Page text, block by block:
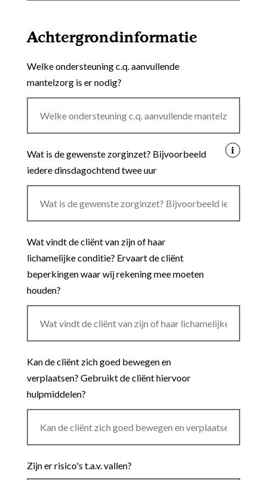
Achtergrondinformatie
Welke ondersteuning c.q. aanvullende
mantelzorg is er nodig?
Wat is de gewenste zorginzet? Bijvoorbeeld
iedere dinsdagochtend twee uur
Wat vindt de cliënt van zijn of haar
lichamelijke conditie? Ervaart de cliënt
beperkingen waar wij rekening mee moeten
houden?
Kan de cliënt zich goed bewegen en
verplaatsen? Gebruikt de cliënt hiervoor
hulpmiddelen?
Zijn er risico's t.a.v. vallen?